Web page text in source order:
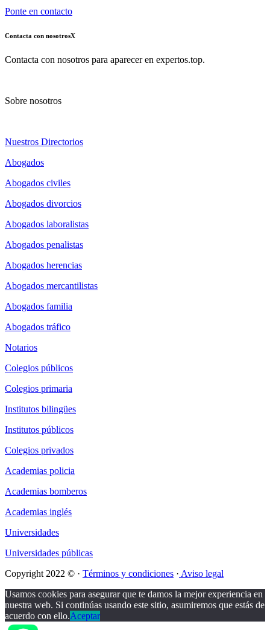
Ponte en contacto
Contacta con nosotrosX
Contacta con nosotros para aparecer en expertos.top.
Sobre nosotros
Nuestros Directorios
Abogados
Abogados civiles
Abogados divorcios
Abogados laboralistas
Abogados penalistas
Abogados herencias
Abogados mercantilistas
Abogados familia
Abogados tráfico
Notarios
Colegios públicos
Colegios primaria
Institutos bilingües
Institutos públicos
Colegios privados
Academias policia
Academias bomberos
Academias inglés
Universidades
Universidades públicas
Copyright 2022 © · Términos y condiciones · Aviso legal
Usamos cookies para asegurar que te damos la mejor experiencia en
nuestra web. Si continúas usando este sitio, asumiremos que estás de
acuerdo con ello.Aceptar